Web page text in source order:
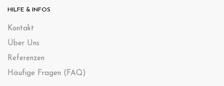
HILFE & INFOS
Kontakt
Über Uns
Referenzen
Häufige Fragen (FAQ)